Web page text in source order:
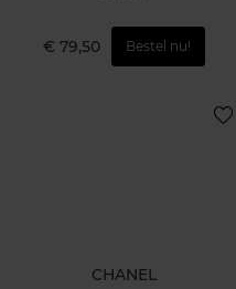
€ 79,50 Bestel nu!
CHANEL